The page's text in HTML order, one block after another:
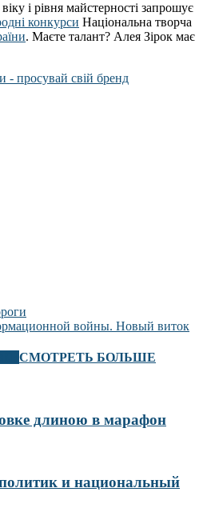
і рівня майстерності запрошує
конкурси Національна творча
. Маєте талант? Алея Зірок має
войны. Новый виток
СМОТРЕТЬ БОЛЬШЕ
длиною в марафон
и национальный